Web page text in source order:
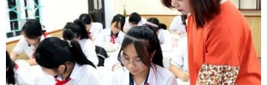
Thủ tướng Anh Theresa May. (Ảnh: EPA/TTXVN)
Theo AFP, tờ The Daily Telegraph ngày 13/6 đưa
tin các bộ trưởng cấp cao thuộc chính phủ bảo
thủ của Anh cùng các thành viên Công đảng,
đảng đối lập chính của nước này, đã tổ chức các